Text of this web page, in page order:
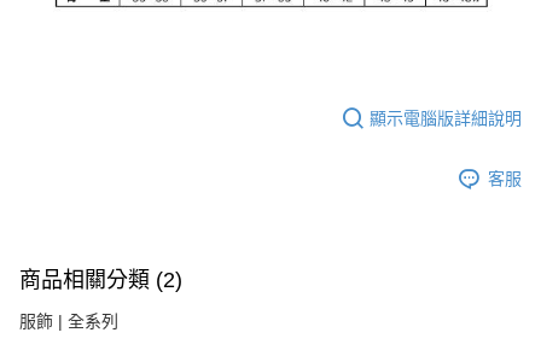
顯示電腦版詳細說明
客服
商品相關分類 (2)
服飾 | 全系列